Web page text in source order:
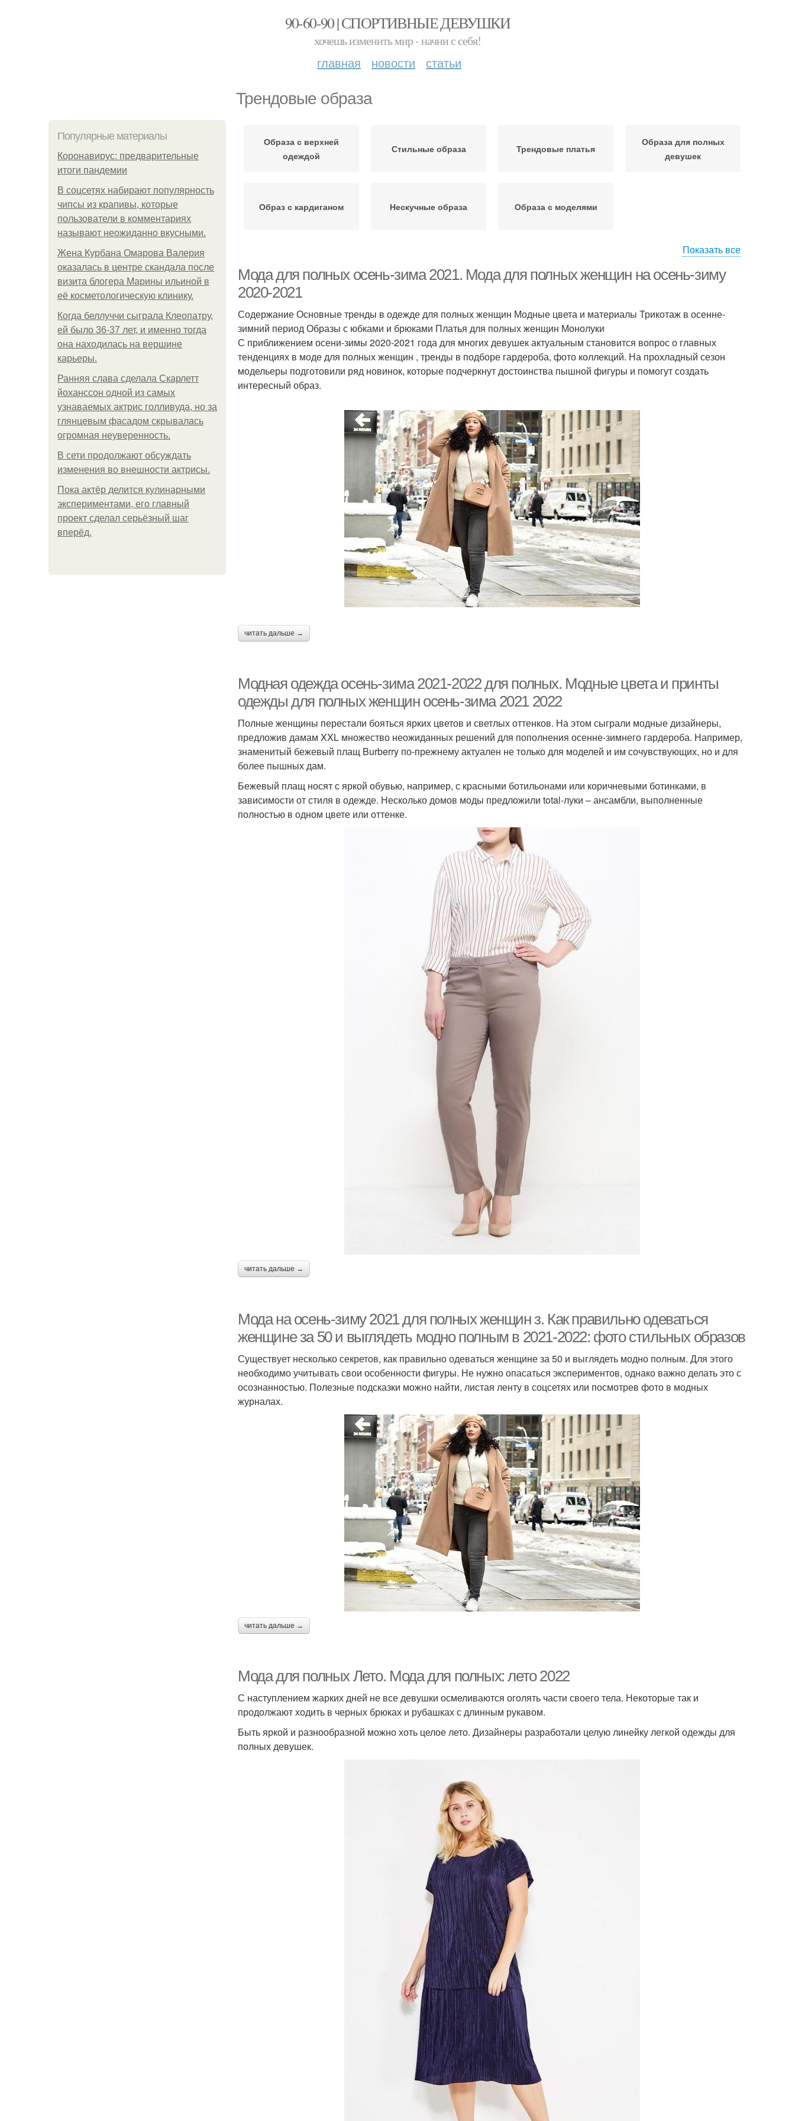
90-60-90 | СПОРТИВНЫЕ ДЕВУШКИ
хочешь изменить мир - начни с себя!
главная новости статьи
Трендовые образа
Популярные материалы
Коронавирус: предварительные
итоги пандемии
В соцсетях набирают популярность
чипсы из крапивы, которые
пользователи в комментариях
называют неожиданно вкусными.
Жена Курбана Омарова Валерия
оказалась в центре скандала после
визита блогера Марины ильиной в
её косметологическую клинику.
Когда беллуччи сыграла Клеопатру,
ей было 36-37 лет, и именно тогда
она находилась на вершине
карьеры.
Ранняя слава сделала Скарлетт
йоханссон одной из самых
узнаваемых актрис голливуда, но за
глянцевым фасадом скрывалась
огромная неуверенность.
В сети продолжают обсуждать
изменения во внешности актрисы.
Пока актёр делится кулинарными
экспериментами, его главный
проект сделал серьёзный шаг
вперёд.
Образа с верхней
одеждой
Стильные образа Трендовые платья
Образа для полных
девушек
Образ с кардиганом Нескучные образа Образа с моделями
Показать все
Мода для полных осень-зима 2021. Мода для полных женщин на осень-зиму
2020-2021
Содержание Основные тренды в одежде для полных женщин Модные цвета и материалы Трикотаж в осенне-
зимний период Образы с юбками и брюками Платья для полных женщин Монолуки
С приближением осени-зимы 2020-2021 года для многих девушек актуальным становится вопрос о главных
тенденциях в моде для полных женщин , тренды в подборе гардероба, фото коллекций. На прохладный сезон
модельеры подготовили ряд новинок, которые подчеркнут достоинства пышной фигуры и помогут создать
интересный образ.
читать дальше →
Модная одежда осень-зима 2021-2022 для полных. Модные цвета и принты
одежды для полных женщин осень-зима 2021 2022
Полные женщины перестали бояться ярких цветов и светлых оттенков. На этом сыграли модные дизайнеры,
предложив дамам XXL множество неожиданных решений для пополнения осенне-зимнего гардероба. Например,
знаменитый бежевый плащ Burberry по-прежнему актуален не только для моделей и им сочувствующих, но и для
более пышных дам.
Бежевый плащ носят с яркой обувью, например, с красными ботильонами или коричневыми ботинками, в
зависимости от стиля в одежде. Несколько домов моды предложили total-луки – ансамбли, выполненные
полностью в одном цвете или оттенке.
читать дальше →
Мода на осень-зиму 2021 для полных женщин з. Как правильно одеваться
женщине за 50 и выглядеть модно полным в 2021-2022: фото стильных образов
Существует несколько секретов, как правильно одеваться женщине за 50 и выглядеть модно полным. Для этого
необходимо учитывать свои особенности фигуры. Не нужно опасаться экспериментов, однако важно делать это с
осознанностью. Полезные подсказки можно найти, листая ленту в соцсетях или посмотрев фото в модных
журналах.
читать дальше →
Мода для полных Лето. Мода для полных: лето 2022
С наступлением жарких дней не все девушки осмеливаются оголять части своего тела. Некоторые так и
продолжают ходить в черных брюках и рубашках с длинным рукавом.
Быть яркой и разнообразной можно хоть целое лето. Дизайнеры разработали целую линейку легкой одежды для
полных девушек.